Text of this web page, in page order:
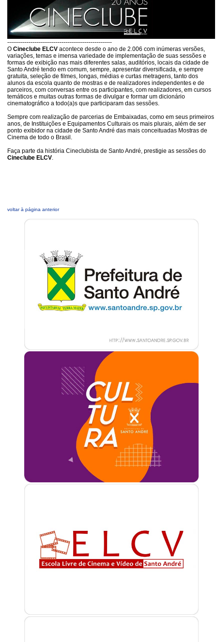
------------------------------------------------------
O Cineclube ELCV acontece desde o ano de 2.006 com inúmeras versões,
variações, temas e imensa variedade de implementação de suas sessões e
formas de exibição nas mais diferentes salas, auditórios, locais da cidade de
Santo André tendo em comum, sempre, apresentar diversificada, e sempre
gratuita, seleção de filmes, longas, médias e curtas metragens, tanto dos
alunos da escola quanto de mostras e de realizadores independentes e de
parceiros, com conversas entre os participantes, com realizadores, em cursos
temáticos e muitas outras formas de divulgar e formar um dicionário
cinematográfico a todo(a)s que participaram das sessões.
Sempre com realização de parcerias de Embaixadas, como em seus primeiros
anos, de Instituições e Equipamentos Culturais os mais plurais, além de ser
ponto exibidor na cidade de Santo André das mais conceituadas Mostras de
Cinema de todo o Brasil.
Faça parte da história Cineclubista de Santo André, prestigie as sessões do
Cineclube ELCV.
voltar à página anterior